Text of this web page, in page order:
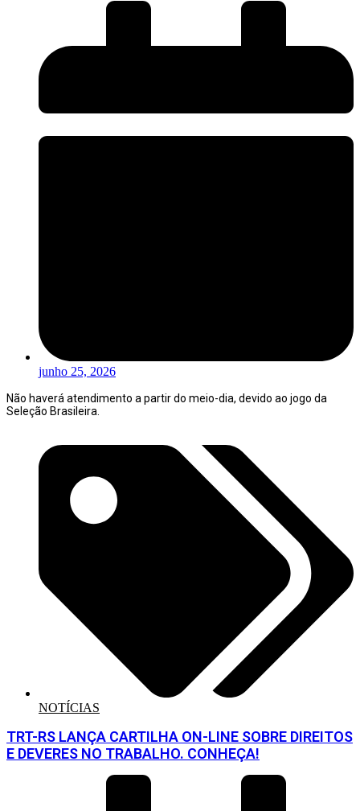
junho 25, 2026
Não haverá atendimento a partir do meio-dia, devido ao jogo da
Seleção Brasileira.
NOTÍCIAS
TRT-RS LANÇA CARTILHA ON-LINE SOBRE DIREITOS
E DEVERES NO TRABALHO. CONHEÇA!